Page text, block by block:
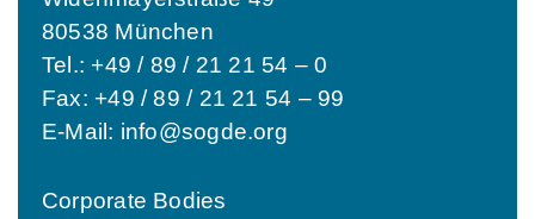
80538 München
Tel.: +49 / 89 / 21 21 54 – 0
Fax: +49 / 89 / 21 21 54 – 99
E-Mail: info@sogde.org
Corporate Bodies